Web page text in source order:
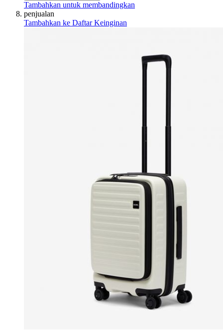
Tambahkan untuk membandingkan
penjualan
Tambahkan ke Daftar Keinginan